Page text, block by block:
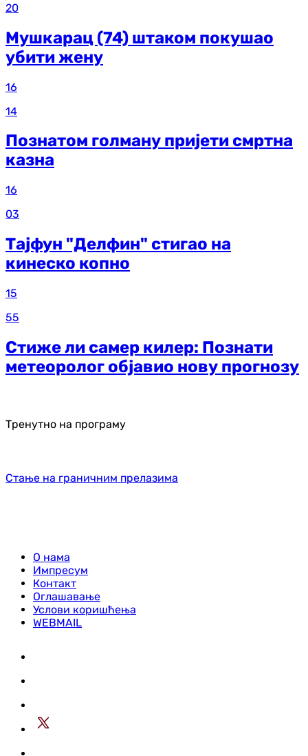
20
Мушкарац (74) штаком покушао
убити жену
16
14
Познатом голману пријети смртна
казна
16
03
Тајфун "Делфин" стигао на
кинеско копно
15
55
Стиже ли самер килер: Познати
метеоролог објавио нову прогнозу
Тренутно на програму
Стање на граничним прелазима
О нама
Импресум
Контакт
Оглашавање
Услови коришћења
WEBMAIL